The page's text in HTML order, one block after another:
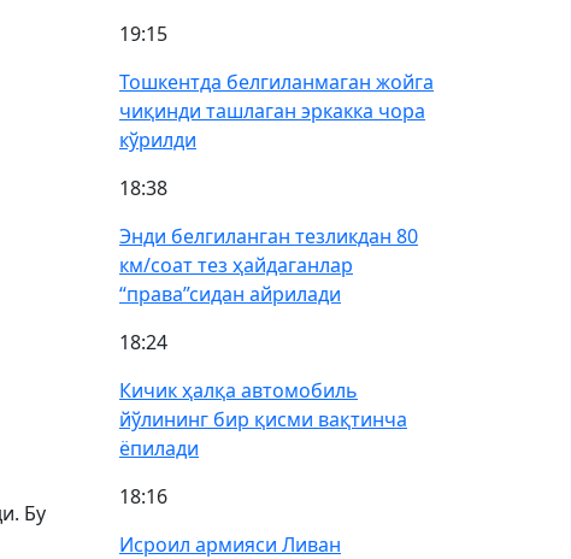
Бу
19:15
Тошкентда белгиланмаган жойга
чиқинди ташлаган эркакка чора
кўрилди
18:38
Энди белгиланган тезликдан 80
км/соат тез ҳайдаганлар
“права”сидан айрилади
18:24
Кичик ҳалқа автомобиль
йўлининг бир қисми вақтинча
ёпилади
18:16
Исроил армияси Ливан